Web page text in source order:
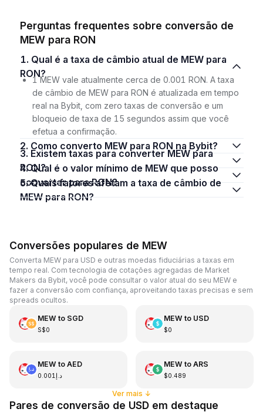
Perguntas frequentes sobre conversão de
MEW para RON
1. Qual é a taxa de câmbio atual de MEW para
RON?
1 MEW vale atualmente cerca de 0.001 RON. A taxa
de câmbio de MEW para RON é atualizada em tempo
real na Bybit, com zero taxas de conversão e um
bloqueio de taxa de 15 segundos assim que você
efetua a confirmação.
2. Como converto MEW para RON na Bybit?
3. Existem taxas para converter MEW para
RON?
4. Qual é o valor mínimo de MEW que posso
converter para RON?
5. Quais fatores afetam a taxa de câmbio de
MEW para RON?
Conversões populares de MEW
Converta MEW para USD e outras moedas fiduciárias a taxas em
tempo real. Com tecnologia de cotações agregadas de Market
Makers da Bybit, você pode consultar o valor atual do seu MEW e
fazer a conversão com confiança, aproveitando taxas precisas e sem
spreads ocultos.
MEW to SGD
S$0
MEW to USD
$0
MEW to AED
د.إ0.001
MEW to ARS
$0.489
Ver mais ↓
Pares de conversão de USD em destaque